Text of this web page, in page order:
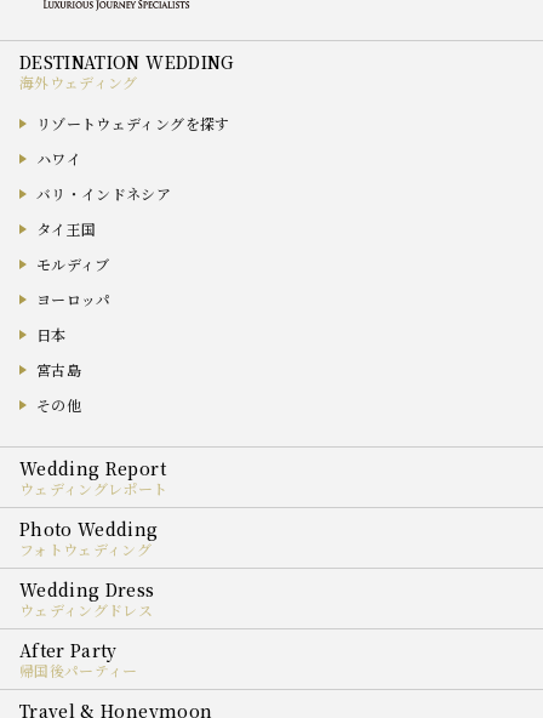
海外ウェディング
リゾートウェディングを探す
ハワイ
バリ・インドネシア
タイ王国
モルディブ
ヨーロッパ
日本
宮古島
その他
ウェディングレポート
フォトウェディング
ウェディングドレス
帰国後パーティー